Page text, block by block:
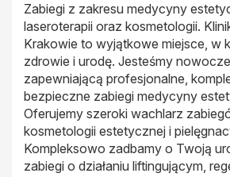
Zabiegi z zakresu medycyny
laseroterapii oraz kosmetologii.
Krakowie to wyjątkowe miejsce, w
zdrowie i urodę. Jesteśmy
zapewniającą profesjonalne,
bezpieczne zabiegi medycyny
Oferujemy szeroki wachlarz
kosmetologii estetycznej i
Kompleksowo zadbamy o Twoją
zabiegi o działaniu liftingującym,